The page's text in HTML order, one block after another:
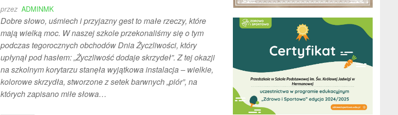
przez ADMINMK
Dobre słowo, uśmiech i przyjazny gest to małe rzeczy, które
mają wielką moc. W naszej szkole przekonaliśmy się o tym
podczas tegorocznych obchodów Dnia Życzliwości, który
upłynął pod hasłem: „Życzliwość dodaje skrzydeł”. Z tej okazji
na szkolnym korytarzu stanęła wyjątkowa instalacja – wielkie,
kolorowe skrzydła, stworzone z setek barwnych „piór”, na
których zapisano miłe słowa…